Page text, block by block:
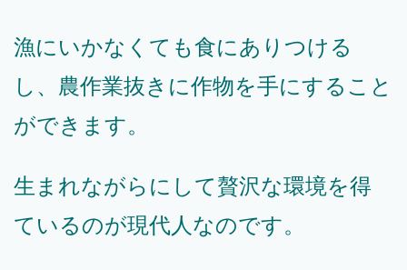
漁にいかなくても食にありつける
し、農作業抜きに作物を手にすること
ができます。
生まれながらにして贅沢な環境を得
ているのが現代人なのです。